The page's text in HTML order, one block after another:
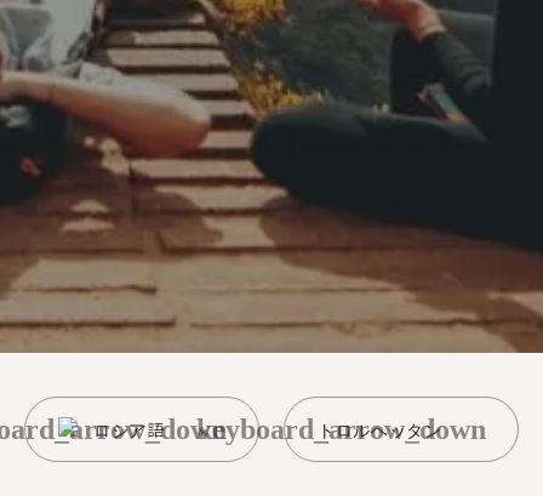
ロシア語 トロルヘッタン
keyboard_arrow_down